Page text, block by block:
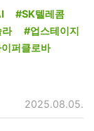
#SK텔레콤
라
#업스테이지
퍼클로바
2025.08.05.